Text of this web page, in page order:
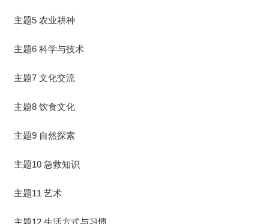
主题5 农业耕种
主题6 科学与技术
主题7 文化交流
主题8 饮食文化
主题9 自然探索
主题10 急救知识
主题11 艺术
主题12 生活方式与习惯